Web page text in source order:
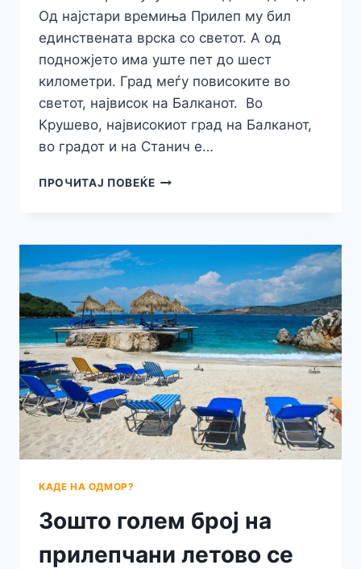
Од најстари времиња Прилеп му бил
единствената врска со светот. А од
подножјето има уште пет до шест
километри. Град меѓу повисоките во
светот, највисок на Балканот. Во
Крушево, највисокиот град на Балканот,
во градот и на Станич е…
ПРОЧИТАЈ ПОВЕЌЕЕВЕ
ПРВИОТ
СНЕГ
ВО
СОСЕДНО
КРУШЕВО
КАДЕ НА ОДМОР?
Зошто голем број на
прилепчани летово се